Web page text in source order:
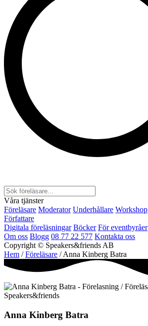
Våra tjänster
Föreläsare Moderator Underhållare Workshop
Författare
Digitala föreläsningar Böcker För eventbyråer
Om oss Blogg 08 77 22 577 Kontakta oss
Copyright © Speakers&friends AB
Hem /Föreläsare / Anna Kinberg Batra
Anna Kinberg Batra